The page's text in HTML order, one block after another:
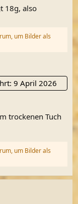
18g, also
um Bilder als
9 April 2026
trockenen Tuch
um Bilder als